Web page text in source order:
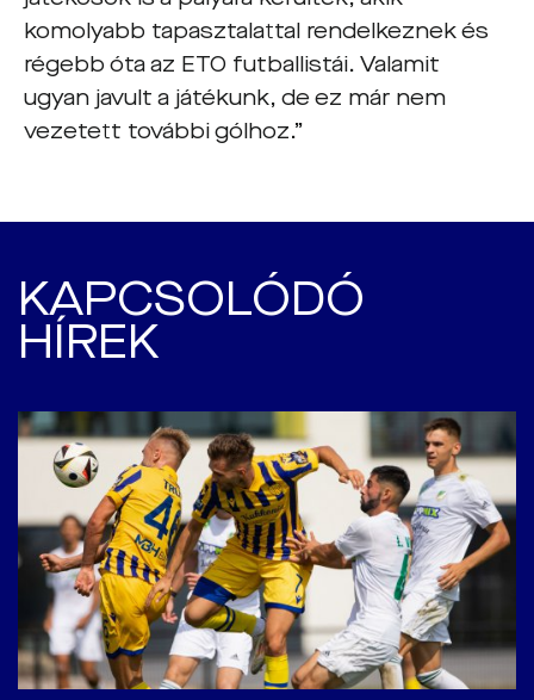
komolyabb tapasztalattal rendelkeznek és
régebb óta az ETO futballistái. Valamit
ugyan javult a játékunk, de ez már nem
vezetett további gólhoz.”
KAPCSOLÓDÓ
HÍREK